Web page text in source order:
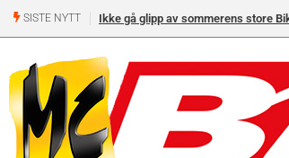
SISTE NYTT Ikke gå glipp av sommerens store